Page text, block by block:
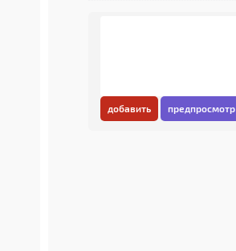
добавить предпросмотр